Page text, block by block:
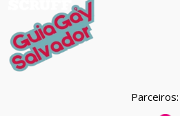
Parceiros: